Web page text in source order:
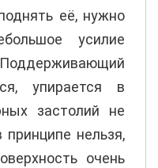
её, нужно
усилие
упирается в
застолий не
нельзя,
очень